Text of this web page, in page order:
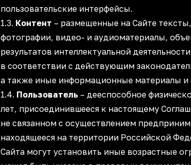
пользовательские интерфейсы.
1.3. Контент – размещенные на Сайте
фотографии, видео- и аудиоматериалы,
результатов интеллектуальной
в соответствии с действующим
а также иные информационные материалы и
1.4. Пользователь – дееспособное
лет, присоединившееся к настоящему
не связанном с осуществлением
находящееся на территории Российской
Сайта могут установить иные возрастные